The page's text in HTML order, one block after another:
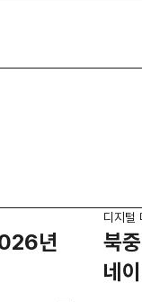
년
디지털
북
네